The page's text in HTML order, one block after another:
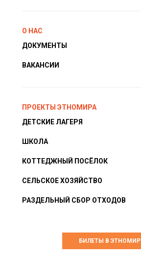
О НАС
ДОКУМЕНТЫ
ВАКАНСИИ
ПРОЕКТЫ ЭТНОМИРА
ДЕТСКИЕ ЛАГЕРЯ
ШКОЛА
КОТТЕДЖНЫЙ ПОСЁЛОК
СЕЛЬСКОЕ ХОЗЯЙСТВО
РАЗДЕЛЬНЫЙ СБОР ОТХОДОВ
БИЛЕТЫ В ЭТНОМИР